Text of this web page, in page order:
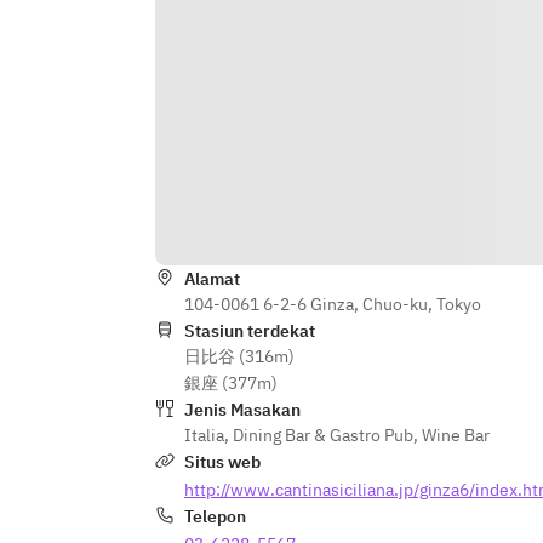
※内容は毎日変更となります。
Alamat
104-0061 6-2-6 Ginza, Chuo-ku, Tokyo
Stasiun terdekat
日比谷 (316m)
銀座 (377m)
Jenis Masakan
Italia, Dining Bar & Gastro Pub, Wine Bar
Situs web
http://www.cantinasiciliana.jp/ginza6/
Telepon